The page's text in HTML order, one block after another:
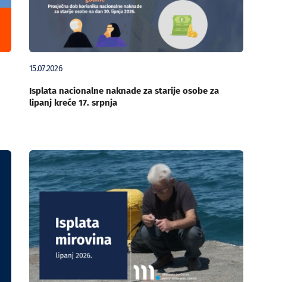
15.07.2026
Isplata nacionalne naknade za starije osobe za
lipanj kreće 17. srpnja